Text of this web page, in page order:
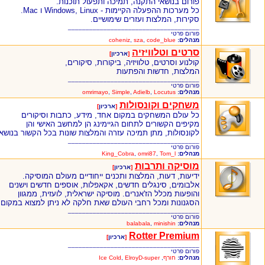
כל מערכות ההפעלה הקיימות - Windows, Linux ו Mac.
סקירות, המלצות ועזרים שימושיים.
פורום פרטי
מנהלים:
coheniz sza code_blue
סרטים וטלוויזיה [ארכיון]
קולנוע וסרטים, טלוויזיה, ביקורות, סיקורים,
המלצות, חדשות והפתעות
פורום פרטי
מנהלים:
omrimayo Simple Adielb Locutus
משחקים וקונסולות [ארכיון]
כל עולם המשחקים במקום אחד, מידע, כתבות וסיקורים
מקיפים הקשורים לתחום הגיימינג הן למחשב האישי והן
לקונסולות, מתן תמיכה עזרה והמלצות שונות בכל הקשור
פורום פרטי
מנהלים:
King_Cobra omri87 Tom_l
מוסיקה ותרבות [ארכיון]
ידיעות, דעות, המלצות ותכנים ייחודיים מעולם המוסיקה.
אלבומים, סינגלים חדשים, אקאפלות, אוספים חדשים וישנים
והופעות מכלל הז'אנרים. מוסיקה ישראלית, לועזית, ממגוון
הסגנונות ומכל רחבי העולם שאת חלקה לא ניתן למצוא
פורום פרטי
מנהלים:
balabala minishin
Rotter Premium
[ארכיון]
פורום פרטי
מנהלים: חורף ,
Ice Cold ElroyD-super